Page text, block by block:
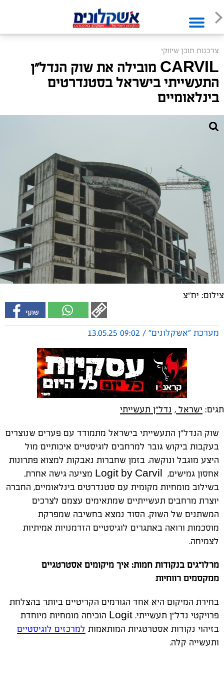
צרכנות תוכן שיווקי
CARVIL מובילה את שוק הנדל"ן
התעשייתי בישראל בסטנדרטים
בינלאומיים
צילום: יח"צ
מערכת "אשקלונים" / 09:02 13.05.25
תגים: ישראל , נדל"ן תעשייתי
שוק הנדל"ן התעשייתי בישראל מתמודד עם פערים שנוצרים
בעקבות ביקוש גובר למרחבים לוגיסטיים איכותיים מול
היצע מוגבל ונוקשה. בזמן שחברות נאבקות למצוא פתרונות
אחסון גמישים, Logit by Carvil
מציעה גישה אחרת.
בשילוב מומחיות מקומית עם סטנדרטים בינלאומיים, החברה
יוצרת מרחבים תעשייתיים שמתאימים עצמם לצרכים
המשתנים של השוק. הסוד נמצא בחשיבה שמפרקת
מוסכמות ורואה באתגרים לוגיסטיים הזדמנויות אמיתיות
לצמיחה.
מרלו"גים בנקודות חמות: איך מיקומים אסטרטגיים
ממקסמים רווחיות
בחירת המיקום היא אחד הגורמים הקריטיים ביותר בהצלחת
פרויקטי נדל"ן תעשייתי. Logit הוכיחה מומחיות מיוחדת
בזיהוי נקודות אסטרטגיות המותאמות למרכזים לוגיסטיים
ותעשייה קלה.